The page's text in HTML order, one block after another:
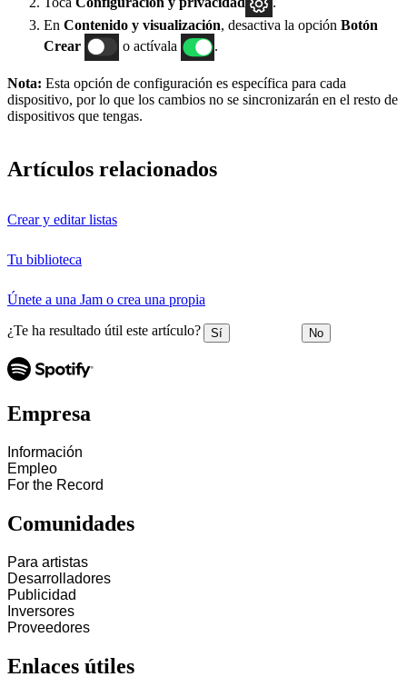
En Contenido y visualización, desactiva la opción Botón
Crear
o actívala .
Nota: Esta opción de configuración es específica para cada
dispositivo, por lo que los cambios no se sincronizarán en el resto de
dispositivos que tengas.
Artículos relacionados
Crear y editar listas
Tu biblioteca
Únete a una Jam o crea una propia
¿Te ha resultado útil este artículo? Sí No
Empresa
Información
Empleo
For the Record
Comunidades
Para artistas
Desarrolladores
Publicidad
Inversores
Proveedores
Enlaces útiles